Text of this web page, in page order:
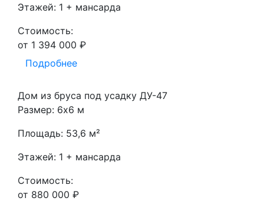
Этажей: 1 + мансарда
Стоимость:
от 1 394 000 ₽
Подробнее
Дом из бруса под усадку ДУ-47
Размер: 6х6 м
Площадь: 53,6 м²
Этажей: 1 + мансарда
Стоимость:
от 880 000 ₽